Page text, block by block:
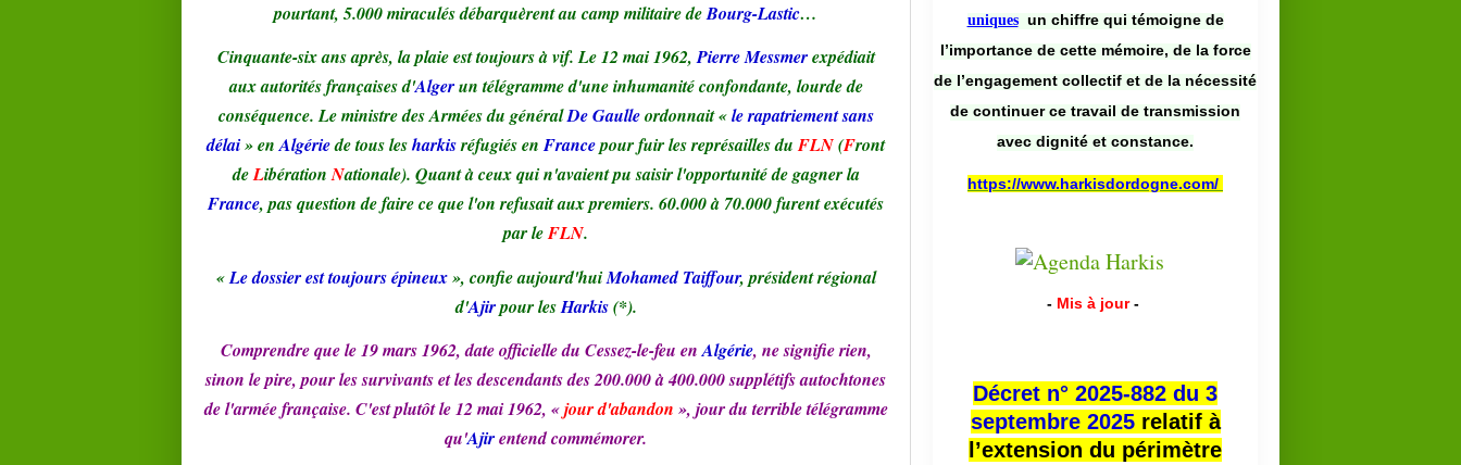
pourtant, 5.000 miraculés débarquèrent au camp militaire deBourg-Lastic…
Cinquante-six ans après, la plaie est toujours à vif. Le 12 mai 1962,Pierre Messmerexpédiait
aux autorités françaises d'Algerun télégramme d'une inhumanité confondante, lourde de
conséquence. Le ministre des Armées du généralDe Gaulleordonnait «le rapatriement sans
délai» enAlgériede tous lesharkisréfugiés enFrancepour fuir les représailles duFLN(Front
deLibérationNationale). Quant à ceux qui n'avaient pu saisir l'opportunité de gagner la
France, pas question de faire ce que l'on refusait aux premiers. 60.000 à 70.000 furent exécutés
par leFLN.
«Le dossier est toujours épineux», confie aujourd'huiMohamed Taiffour, président régional
d'Ajirpour lesHarkis(*).
Comprendre que le 19 mars 1962, date officielle du Cessez-le-feu enAlgérie, ne signifie rien,
sinon le pire, pour les survivants et les descendants des 200.000 à 400.000 supplétifs autochtones
de l'armée française. C'est plutôt le 12 mai 1962, «jour d'abandon », jour du terrible télégramme
qu'Ajirentend commémorer.
uniques un chiffre qui témoigne de
l’importance de cette mémoire, de la force
de l’engagement collectif et de la nécessité
de continuer ce travail de transmission
avec dignité et constance.
https://www.harkisdordogne.com/
- Mis à jour -
Décret n° 2025-882 du 3
septembre 2025relatif à
l’extension du périmètre